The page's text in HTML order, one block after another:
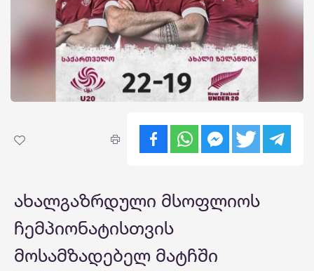
ახალგაზრდული მსოფლიოს
ჩემპიონატისთვის
მოსამზადებელ მატჩში